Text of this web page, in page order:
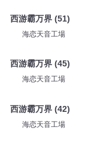
西游霸万界 (51)
海恋天音工場
西游霸万界 (45)
海恋天音工場
西游霸万界 (42)
海恋天音工場